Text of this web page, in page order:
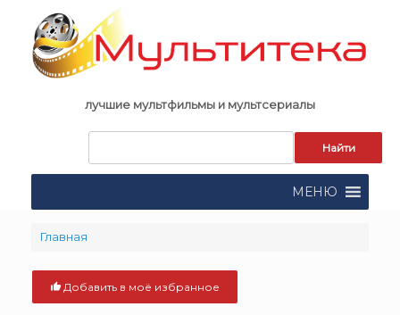
content
лучшие мультфильмы и мультсериалы
поиска:
МЕНЮ
Главная
Добавить в моё избранное